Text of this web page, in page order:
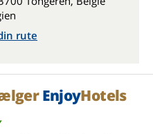
rute
EnjoyHotels